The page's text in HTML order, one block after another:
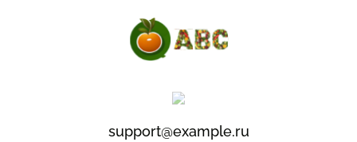
support@example.ru